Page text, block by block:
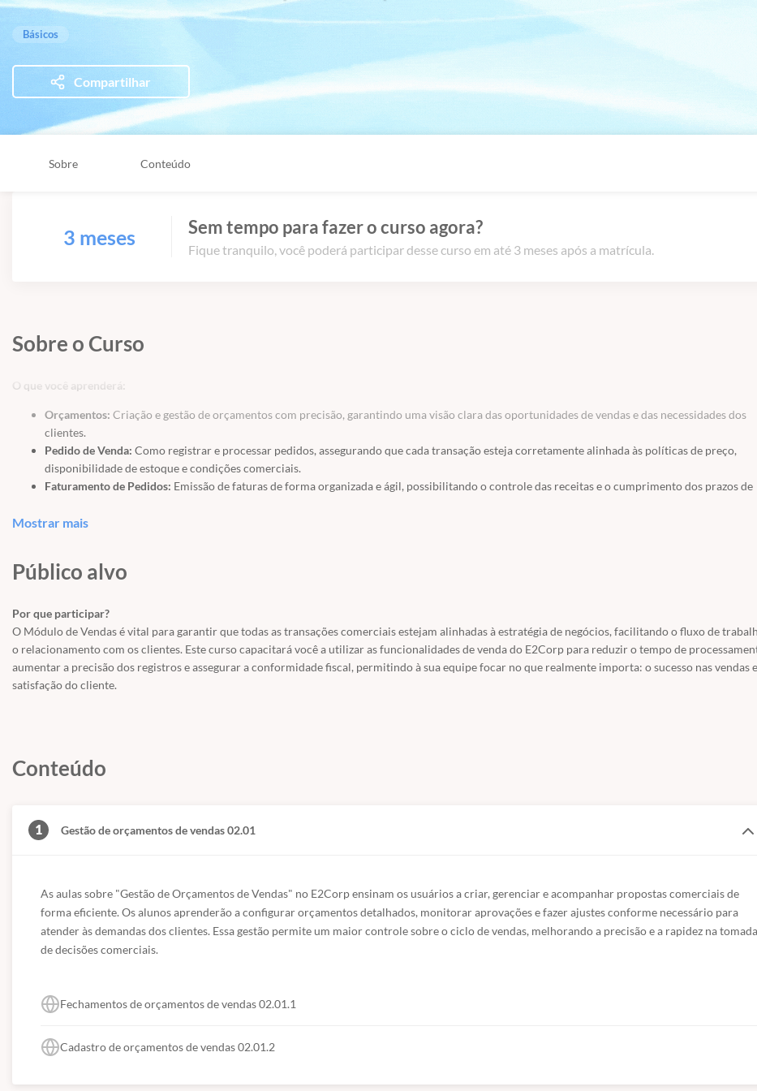
Básicos
Compartilhar
Sobre Conteúdo
3 meses Sem tempo para fazer o curso agora?
Fique tranquilo, você poderá participar desse curso em até 3 meses após a matrícula.
Sobre o Curso
O que você aprenderá:
Orçamentos: Criação e gestão de orçamentos com precisão, garantindo uma visão clara das oportunidades de vendas e das necessidades dos
clientes.
Pedido de Venda: Como registrar e processar pedidos, assegurando que cada transação esteja corretamente alinhada às políticas de preço,
disponibilidade de estoque e condições comerciais.
Faturamento de Pedidos: Emissão de faturas de forma organizada e ágil, possibilitando o controle das receitas e o cumprimento dos prazos de
Operações com NFe e Sefaz:
de mercado.
visão clara do status de cada orçamento.
Acompanhamento de Pedidos:Controle dos pedidos em andamento, permitindo o acompanhamento de cada etapa até a entrega e
Faturamento em Lote:Emissão de faturas em lote, agilizando o processo e reduzindo o tempo necessário para o fechamento de múltiplas
transações.
Gestão de Caixa (Loja) e Balcão:
Mostrar mais
Público alvo
Por que participar?
O Módulo de Vendas é vital para garantir que todas as transações comerciais estejam alinhadas à estratégia de negócios, facilitando o fluxo de
o relacionamento com os clientes. Este curso capacitará você a utilizar as funcionalidades de venda do E2Corp para reduzir o tempo de
aumentar a precisão dos registros e assegurar a conformidade fiscal, permitindo à sua equipe focar no que realmente importa: o sucesso nas vendas
satisfação do cliente.
Conteúdo
1 Gestão de orçamentos de vendas 02.01
As aulas sobre "Gestão de Orçamentos de Vendas" no E2Corp ensinam os usuários a criar, gerenciar e acompanhar propostas comerciais de
forma eficiente. Os alunos aprenderão a configurar orçamentos detalhados, monitorar aprovações e fazer ajustes conforme necessário para
atender às demandas dos clientes. Essa gestão permite um maior controle sobre o ciclo de vendas, melhorando a precisão e a rapidez na tomada
de decisões comerciais.
Fechamentos de orçamentos de vendas 02.01.1
Cadastro de orçamentos de vendas 02.01.2